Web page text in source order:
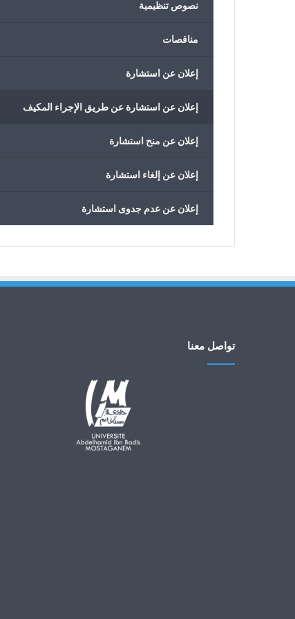
نصوص تنظيمية
مناقصات
إعلان عن استشارة
إعلان عن استشارة عن طريق الإجراء المكيف
إعلان عن منح استشارة
إعلان عن إلغاء استشارة
إعلان عن عدم جدوى استشارة
تواصل معنا